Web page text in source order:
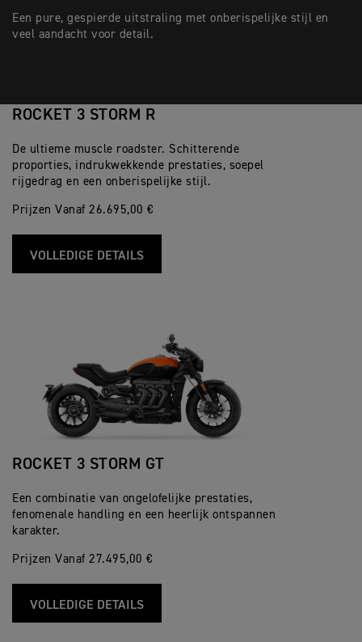
Een pure, gespierde uitstraling met onberispelijke stijl en
veel aandacht voor detail.
ROCKET 3 STORM R
De ultieme muscle roadster. Schitterende
proporties, indrukwekkende prestaties, soepel
rijgedrag en een onberispelijke stijl.
Prijzen Vanaf 26.695,00 €
VOLLEDIGE DETAILS
ROCKET 3 STORM GT
Een combinatie van ongelofelijke prestaties,
fenomenale handling en een heerlijk ontspannen
karakter.
Prijzen Vanaf 27.495,00 €
VOLLEDIGE DETAILS